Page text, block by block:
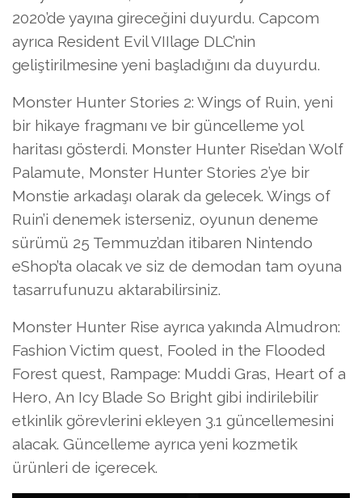
2020’de yayına gireceğini duyurdu. Capcom
ayrıca Resident Evil VIIlage DLC’nin
geliştirilmesine yeni başladığını da duyurdu.
Monster Hunter Stories 2: Wings of Ruin, yeni
bir hikaye fragmanı ve bir güncelleme yol
haritası gösterdi. Monster Hunter Rise’dan Wolf
Palamute, Monster Hunter Stories 2’ye bir
Monstie arkadaşı olarak da gelecek. Wings of
Ruin’i denemek isterseniz, oyunun deneme
sürümü 25 Temmuz’dan itibaren Nintendo
eShop’ta olacak ve siz de demodan tam oyuna
tasarrufunuzu aktarabilirsiniz.
Monster Hunter Rise ayrıca yakında Almudron:
Fashion Victim quest, Fooled in the Flooded
Forest quest, Rampage: Muddi Gras, Heart of a
Hero, An Icy Blade So Bright gibi indirilebilir
etkinlik görevlerini ekleyen 3.1 güncellemesini
alacak. Güncelleme ayrıca yeni kozmetik
ürünleri de içerecek.